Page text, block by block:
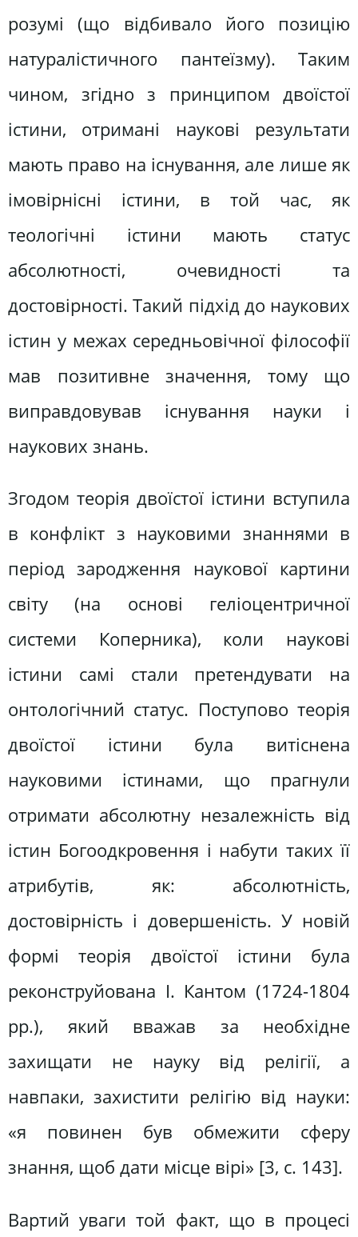
розумі (що відбивало його позицію
натуралістичного пантеїзму). Таким
чином, згідно з принципом двоїстої
істини, отримані наукові результати
мають право на існування, але лише як
імовірнісні істини, в той час, як
теологічні істини мають статус
абсолютності, очевидності та
достовірності. Такий підхід до наукових
істин у межах середньовічної філософії
мав позитивне значення, тому що
виправдовував існування науки і
наукових знань.
Згодом теорія двоїстої істини вступила
в конфлікт з науковими знаннями в
період зародження наукової картини
світу (на основі геліоцентричної
системи Коперника), коли наукові
істини самі стали претендувати на
онтологічний статус. Поступово теорія
двоїстої істини була витіснена
науковими істинами, що прагнули
отримати абсолютну незалежність від
істин Богоодкровення і набути таких її
атрибутів, як: абсолютність,
достовірність і довершеність. У новій
формі теорія двоїстої істини була
реконструйована І. Кантом (1724-1804
рр.), який вважав за необхідне
захищати не науку від релігії, а
навпаки, захистити релігію від науки:
«я повинен був обмежити сферу
знання, щоб дати місце вірі» [3, с. 143].
Вартий уваги той факт, що в процесі